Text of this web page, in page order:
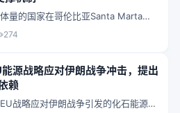
量的国家在哥伦比亚Santa Marta参
会建立了国家路线图制定机制、有害
论框架。图瓦卢和爱尔兰被宣布为
274
源战略应对伊朗战争冲击，提出
赖
战略应对伊朗战争引发的化石能源价